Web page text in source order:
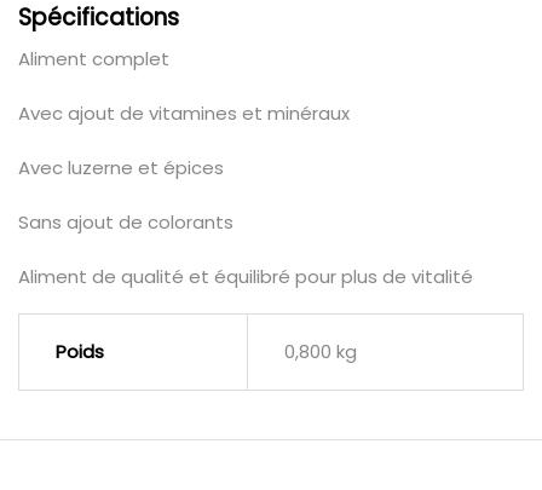
Spécifications
Aliment complet
Avec ajout de vitamines et minéraux
Avec luzerne et épices
Sans ajout de colorants
Aliment de qualité et équilibré pour plus de vitalité
Poids 0,800 kg